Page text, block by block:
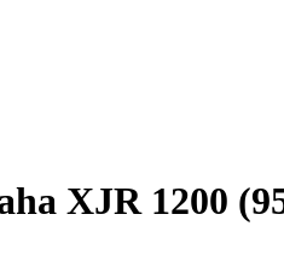
XJR 1200